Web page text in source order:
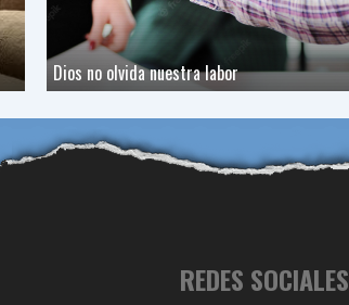
Dios no olvida nuestra labor
REDES SOCIALES